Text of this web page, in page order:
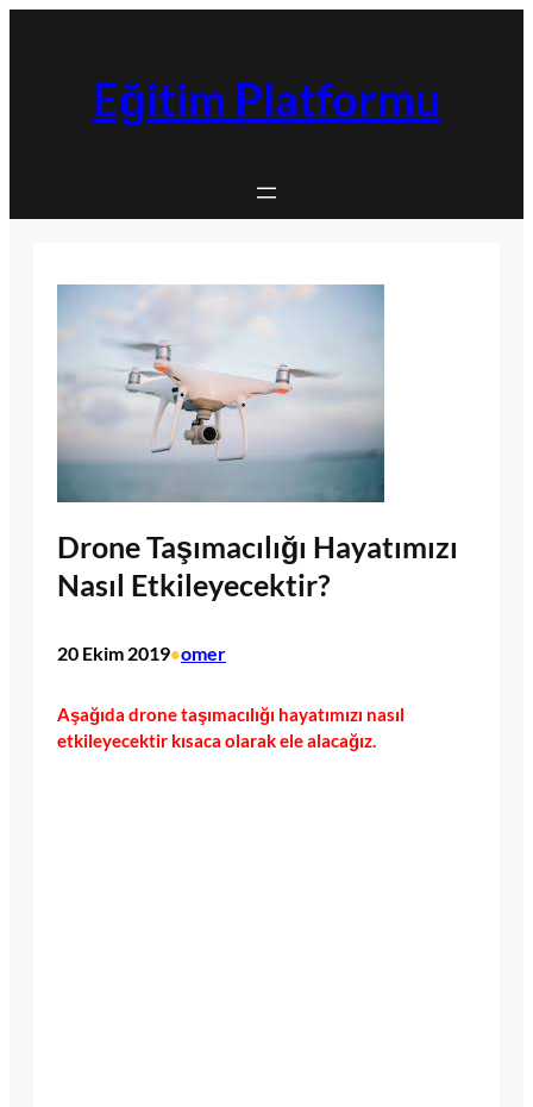
Eğitim Platformu
Drone Taşımacılığı Hayatımızı
Nasıl Etkileyecektir?
20 Ekim 2019•omer
Aşağıda drone taşımacılığı hayatımızı nasıl
etkileyecektir kısaca olarak ele alacağız.